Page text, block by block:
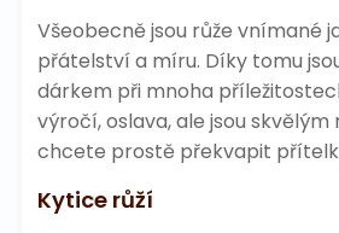
Všeobecně jsou růže vnímané
přátelství a míru. Díky tomu
dárkem při mnoha
výročí, oslava, ale jsou
chcete prostě překvapit
Kytice růží